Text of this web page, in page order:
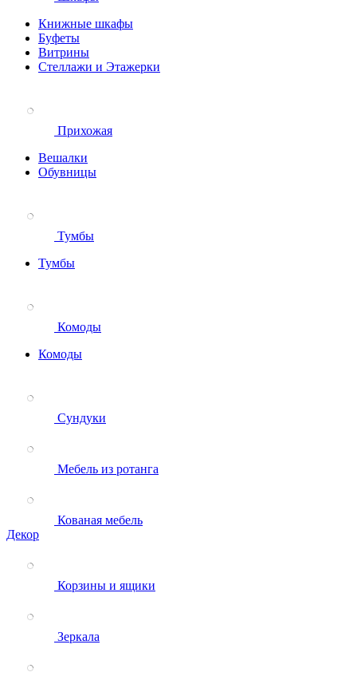
Книжные шкафы
Буфеты
Витрины
Стеллажи и Этажерки
Прихожая
Вешалки
Обувницы
Тумбы
Тумбы
Комоды
Комоды
Сундуки
Мебель из ротанга
Кованая мебель
Декор
Корзины и ящики
Зеркала